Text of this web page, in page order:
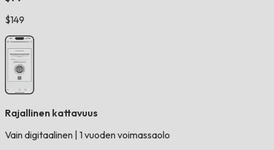
$149
Rajallinen kattavuus
Vain digitaalinen 1 vuoden voimassaolo